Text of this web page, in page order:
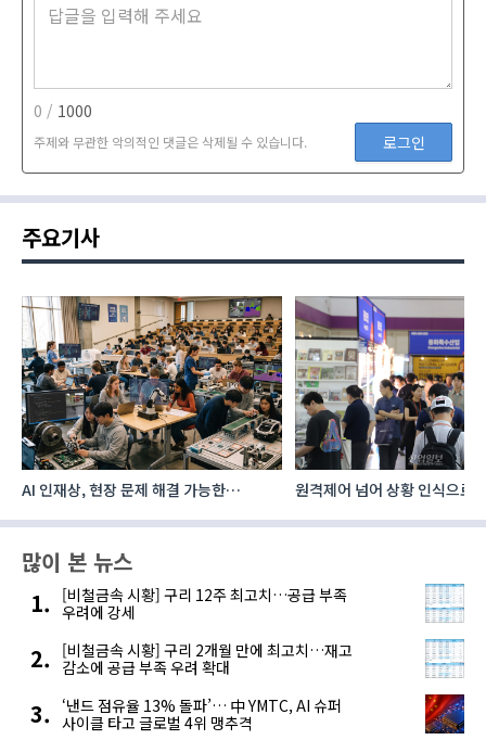
0 / 1000
주제와 무관한 악의적인 댓글은 삭제될 수 있습니다. 로그인
주요기사
AI 인재상, 현장 문제 해결 가능한
원격제어 넘어 상황 인식으로,
많이 본 뉴스
[비철금속 시황] 구리 12주 최고치…공급 부족
우려에 강세
[비철금속 시황] 구리 2개월 만에 최고치…재고
감소에 공급 부족 우려 확대
‘낸드 점유율 13% 돌파’… 中 YMTC, AI 슈퍼
사이클 타고 글로벌 4위 맹추격